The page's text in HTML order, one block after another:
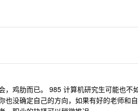
，鸡肋而已。 985 计算机研究生可能也不
也没确定自己的方向，如果有好的老师和